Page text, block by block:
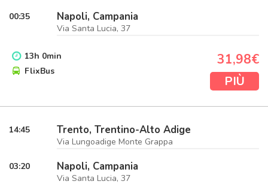
00:35 Napoli, Campania
Via Santa Lucia, 37
13h 0min
FlixBus
31,98€
PIÙ
14:45 Trento, Trentino-Alto Adige
Via Lungoadige Monte Grappa
03:20 Napoli, Campania
Via Santa Lucia, 37